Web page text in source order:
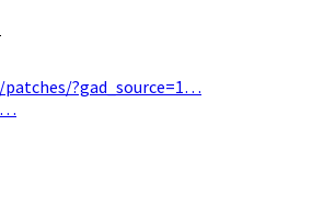
patches/?gad_source=1…